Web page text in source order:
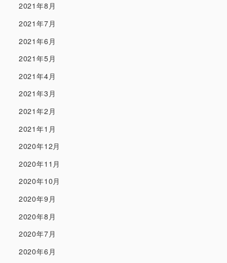
2021年8月
2021年7月
2021年6月
2021年5月
2021年4月
2021年3月
2021年2月
2021年1月
2020年12月
2020年11月
2020年10月
2020年9月
2020年8月
2020年7月
2020年6月